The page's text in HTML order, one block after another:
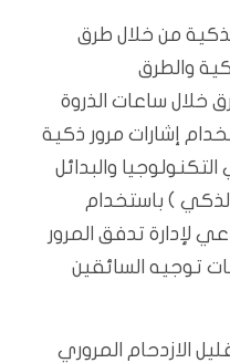
من خلال طرق
والطرق
خلال ساعات الذروة
إشارات مرور ذكية
والبدائل
) باستخدام
لإدارة تدفق المرور
توجيه السائقين
الازدحام المروري